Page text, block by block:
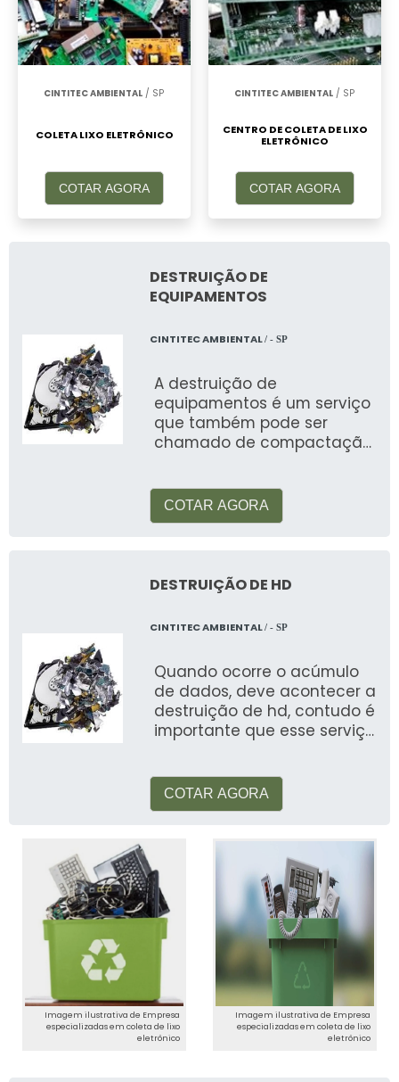
CINTITEC AMBIENTAL / SP
COLETA LIXO ELETRÔNICO
COTAR AGORA
CINTITEC AMBIENTAL / SP
CENTRO DE COLETA DE LIXO
ELETRÔNICO
COTAR AGORA
DESTRUIÇÃO DE
EQUIPAMENTOS
CINTITEC AMBIENTAL/ - SP
A destruição de
equipamentos é um serviço
que também pode ser
chamado de compactação
COTAR AGORA
DESTRUIÇÃO DE HD
CINTITEC AMBIENTAL/ - SP
Quando ocorre o acúmulo
de dados, deve acontecer a
destruição de hd, contudo é
importante que esse serviço
COTAR AGORA
Imagem ilustrativa de Empresa
especializadas em coleta de lixo
eletrônico
Imagem ilustrativa de Empresa
especializadas em coleta de lixo
eletrônico